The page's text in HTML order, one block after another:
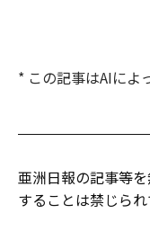
* この記事はAIによ
亜洲日報の記事等
することは禁じられ